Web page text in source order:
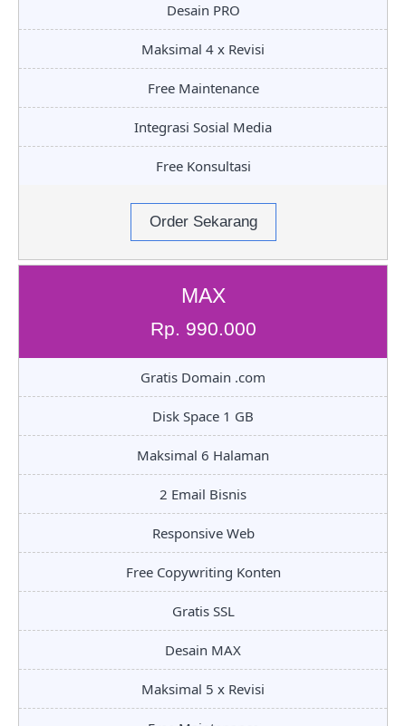
Desain PRO
Maksimal 4 x Revisi
Free Maintenance
Integrasi Sosial Media
Free Konsultasi
Order Sekarang
MAX
Rp. 990.000
Gratis Domain .com
Disk Space 1 GB
Maksimal 6 Halaman
2 Email Bisnis
Responsive Web
Free Copywriting Konten
Gratis SSL
Desain MAX
Maksimal 5 x Revisi